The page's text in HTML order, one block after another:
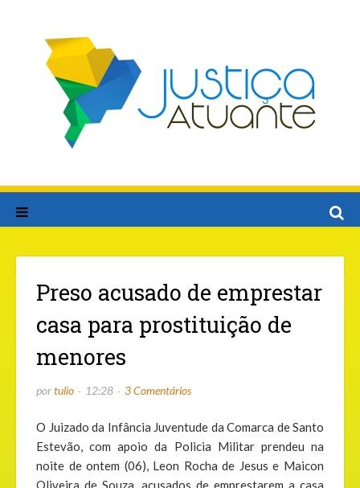
Preso acusado de emprestar
casa para prostituição de
menores
portulio 12:28 3 Comentários
O Juizado da Infância Juventude da Comarca de Santo
Estevão, com apoio da Policia Militar prendeu na
noite de ontem (06), Leon Rocha de Jesus e Maicon
Oliveira de Souza, acusados de emprestarem a casa